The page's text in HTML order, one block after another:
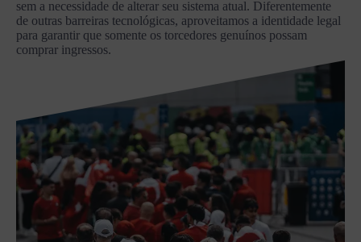
sem a necessidade de alterar seu sistema atual. Diferentemente
de outras barreiras tecnológicas, aproveitamos a identidade legal
para garantir que somente os torcedores genuínos possam
comprar ingressos.